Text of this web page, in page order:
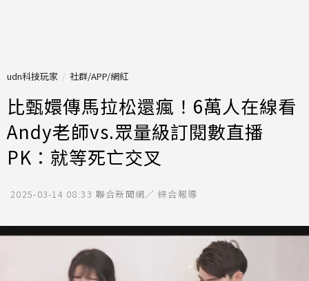
udn科技玩家 社群/APP/網紅
比甄嬛傳馬拉松還瘋！6萬人在線看
Andy老師vs.眾量級訂閱數直播
PK：就等死亡交叉
2025-03-14 08:33 聯合新聞網／ 綜合報導